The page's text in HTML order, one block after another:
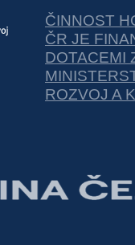
ČINNOST
ČR JE
DOTACEMI
ROZVOJ A